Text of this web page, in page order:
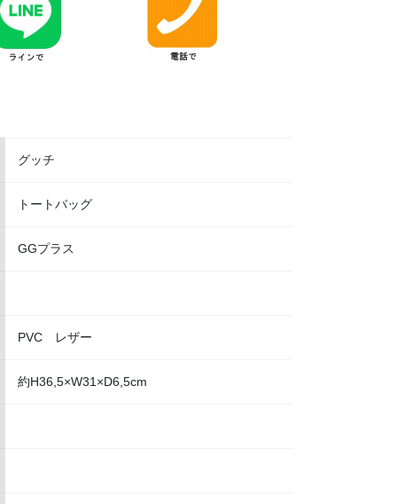
グッチ
トートバッグ
GGプラス
PVC レザー
約H36,5×W31×D6,5cm